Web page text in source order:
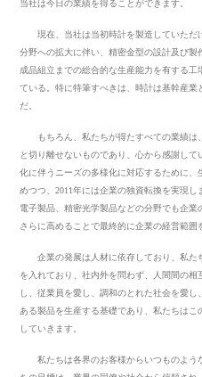
当社は今日の業績を得ることができます。
現在、当社は当初時計を製造していた
分野への拡大に伴い、精密金型の設計及び
成品組立までの総合的な生産能力を有する
ている。特に特筆すべきは、時計は基幹産業
だ。
もちろん、私たちが得たすべての業績
と切り離せないものであり、心から感謝し
化に伴うニーズの多様化に対応するために
めつつ、2011年には企業の独資転換を実現し
電子製品、精密光学製品などの分野でも企
さらに高めることで最終的に企業の経営範
企業の発展は人材に依存しており、私
を入れており、社内外を問わず、人間間の
し、従業員を愛し、調和のとれた社会を愛
ある製品を生産する基礎であり、私たちは
していきます。
私たちは各界のお客様からいつものよ